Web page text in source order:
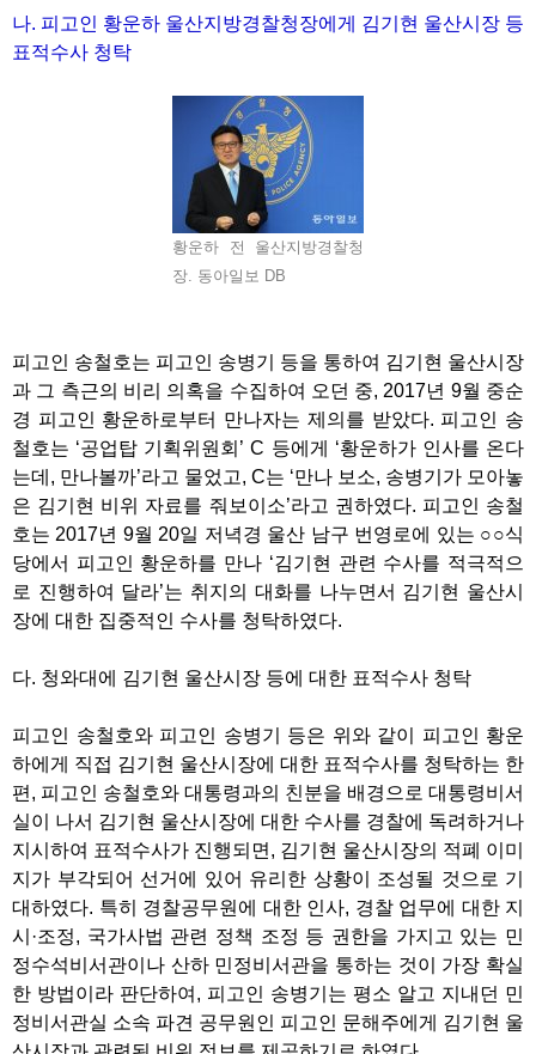
나. 피고인 황운하 울산지방경찰청장에게 김기현 울산시장 등
표적수사 청탁
황운하 전 울산지방경찰청
장. 동아일보 DB
피고인 송철호는 피고인 송병기 등을 통하여 김기현 울산시장
과 그 측근의 비리 의혹을 수집하여 오던 중, 2017년 9월 중순
경 피고인 황운하로부터 만나자는 제의를 받았다. 피고인 송
철호는 ‘공업탑 기획위원회’ C 등에게 ‘황운하가 인사를 온다
는데, 만나볼까’라고 물었고, C는 ‘만나 보소, 송병기가 모아놓
은 김기현 비위 자료를 줘보이소’라고 권하였다. 피고인 송철
호는 2017년 9월 20일 저녁경 울산 남구 번영로에 있는 ○○식
당에서 피고인 황운하를 만나 ‘김기현 관련 수사를 적극적으
로 진행하여 달라’는 취지의 대화를 나누면서 김기현 울산시
장에 대한 집중적인 수사를 청탁하였다.
다. 청와대에 김기현 울산시장 등에 대한 표적수사 청탁
피고인 송철호와 피고인 송병기 등은 위와 같이 피고인 황운
하에게 직접 김기현 울산시장에 대한 표적수사를 청탁하는 한
편, 피고인 송철호와 대통령과의 친분을 배경으로 대통령비서
실이 나서 김기현 울산시장에 대한 수사를 경찰에 독려하거나
지시하여 표적수사가 진행되면, 김기현 울산시장의 적폐 이미
지가 부각되어 선거에 있어 유리한 상황이 조성될 것으로 기
대하였다. 특히 경찰공무원에 대한 인사, 경찰 업무에 대한 지
시·조정, 국가사법 관련 정책 조정 등 권한을 가지고 있는 민
정수석비서관이나 산하 민정비서관을 통하는 것이 가장 확실
한 방법이라 판단하여, 피고인 송병기는 평소 알고 지내던 민
정비서관실 소속 파견 공무원인 피고인 문해주에게 김기현 울